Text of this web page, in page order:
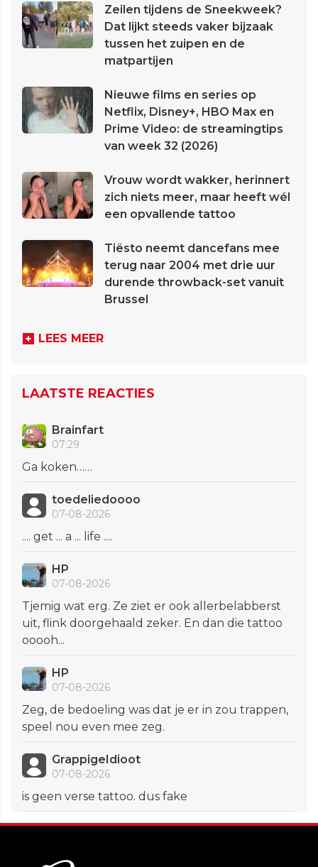
Zeilen tijdens de Sneekweek?
Dat lijkt steeds vaker bijzaak
tussen het zuipen en de
matpartijen
Nieuwe films en series op
Netflix, Disney+, HBO Max en
Prime Video: de streamingtips
van week 32 (2026)
Vrouw wordt wakker, herinnert
zich niets meer, maar heeft wél
een opvallende tattoo
Tiësto neemt dancefans mee
terug naar 2004 met drie uur
durende throwback-set vanuit
Brussel
LEES MEER
LAATSTE REACTIES
Brainfart
07:29
Ga koken……
toedeliedoooo
07-08-2026
.... get ... a ... life ....
HP
07-08-2026
Tjemig wat erg. Ze ziet er ook allerbelabberst
uit, flink doorgehaald zeker. En dan die tattoo
ooooh...
HP
07-08-2026
Zeg, de bedoeling was dat je er in zou trappen,
speel nou even mee zeg.
GrappigeIdioot
07-08-2026
is geen verse tattoo. dus fake